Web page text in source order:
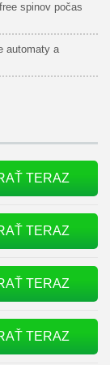
spinov počas
automaty a
TERAZ
TERAZ
TERAZ
TERAZ